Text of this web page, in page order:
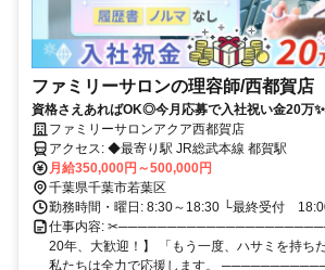
ファミリーサロンの理容師/西都賀店
資格さえあればOK◎今月応募で入社祝い金20万
活躍中｜ノルマ・SNS発信なし
ファミリーサロンアクア西都賀店
アクセス: ◆最寄り駅 JR総武本線 都賀駅
月給350,000円～500,000円
千葉県千葉市若葉区
勤務時間・曜日: 8:30～18:30 └最終受付
仕事内容:
20年、大歓迎！】 「もう一度、ハサミを持ち
私たちは全力で応援します。